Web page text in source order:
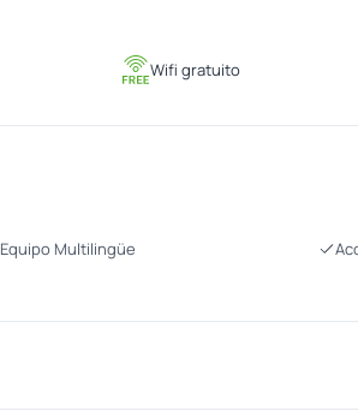
Wifi gratuito
Equipo Multilingüe